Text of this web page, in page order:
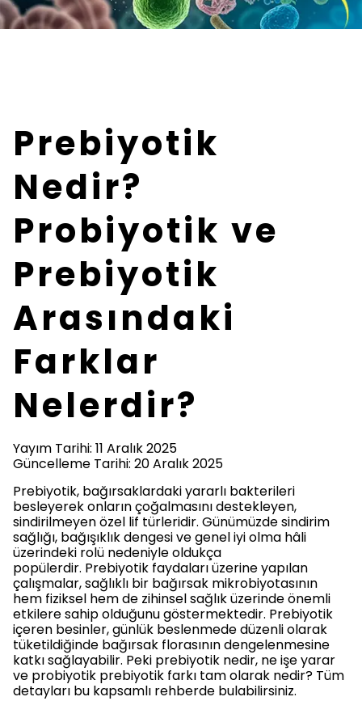
Prebiyotik
Nedir?
Probiyotik ve
Prebiyotik
Arasındaki
Farklar
Nelerdir?
Yayım Tarihi: 11 Aralık 2025
Güncelleme Tarihi: 20 Aralık 2025
Prebiyotik, bağırsaklardaki yararlı bakterileri
besleyerek onların çoğalmasını destekleyen,
sindirilmeyen özel lif türleridir. Günümüzde sindirim
sağlığı, bağışıklık dengesi ve genel iyi olma hâli
üzerindeki rolü nedeniyle oldukça
popülerdir. Prebiyotik faydaları üzerine yapılan
çalışmalar, sağlıklı bir bağırsak mikrobiyotasının
hem fiziksel hem de zihinsel sağlık üzerinde önemli
etkilere sahip olduğunu göstermektedir. Prebiyotik
içeren besinler, günlük beslenmede düzenli olarak
tüketildiğinde bağırsak florasının dengelenmesine
katkı sağlayabilir. Peki prebiyotik nedir, ne işe yarar
ve probiyotik prebiyotik farkı tam olarak nedir? Tüm
detayları bu kapsamlı rehberde bulabilirsiniz.